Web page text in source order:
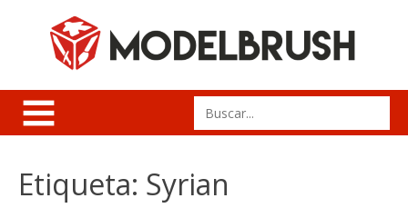
Search
for:
Etiqueta: Syrian